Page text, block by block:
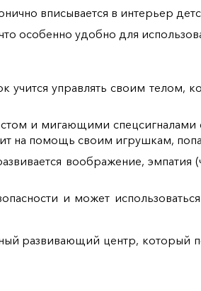
вписывается в интерьер
особенно удобно для
учится управлять своим телом,
и мигающими спецсигналами
на помощь своим игрушкам,
воображение, эмпатия
и может
развивающий центр, который